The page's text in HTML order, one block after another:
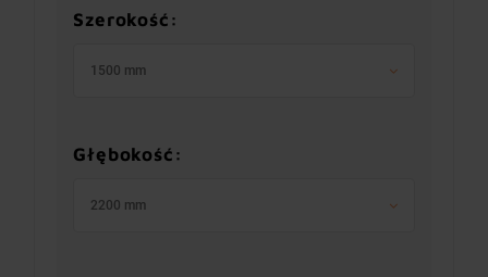
Szerokość:
1500 mm
Głębokość:
2200 mm